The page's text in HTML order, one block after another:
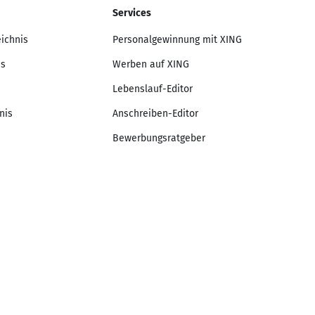
Services
Personalgewinnung mit XING
Werben auf XING
Lebenslauf-Editor
Anschreiben-Editor
Bewerbungsratgeber